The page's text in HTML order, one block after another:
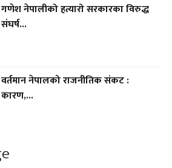
गणेश नेपालीको हत्यारो सरकारका विरुद्ध
संघर्ष...
वर्तमान नेपालको राजनीतिक संकट :
कारण,...